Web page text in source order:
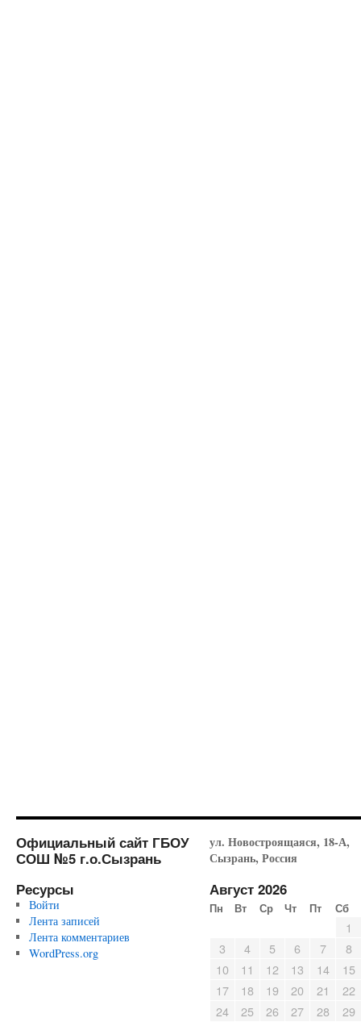
Официальный сайт ГБОУ
СОШ №5 г.о.Сызрань
Ресурсы
Войти
Лента записей
Лента комментариев
WordPress.org
ул. Новостроящаяся, 18-А,
Сызрань, Россия
Август 2026
Пн Вт Ср Чт Пт Сб
1
3
4 5 6 7
8
10
11 12 13 14
15
17
18 19 20 21
22
24
25 26 27 28
29